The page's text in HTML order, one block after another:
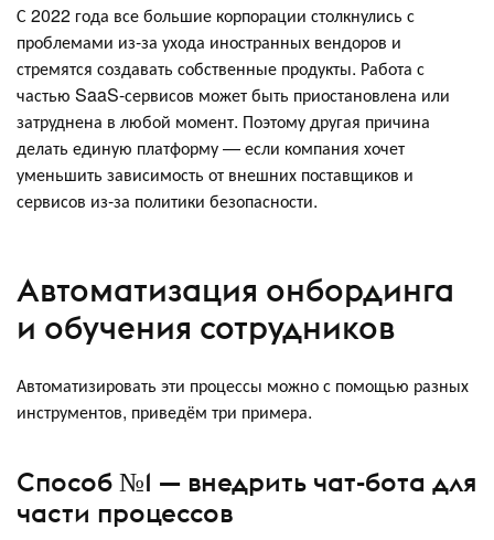
С 2022 года все большие корпорации столкнулись с
проблемами из-за ухода иностранных вендоров и
стремятся создавать собственные продукты. Работа с
частью SaaS-сервисов может быть приостановлена или
затруднена в любой момент. Поэтому другая причина
делать единую платформу — если компания хочет
уменьшить зависимость от внешних поставщиков и
сервисов из-за политики безопасности.
Автоматизация онбординга
и обучения сотрудников
Автоматизировать эти процессы можно с помощью разных
инструментов, приведём три примера.
Способ №1 — внедрить чат-бота для
части процессов